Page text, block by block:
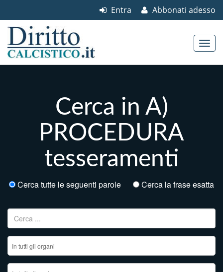
Abbonati adesso
Entra
Cerca in A)
PROCEDURA
tesseramenti
Cerca tutte le seguenti parole Cerca la frase esatta
Ricerca per: